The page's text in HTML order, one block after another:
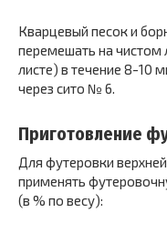
Кварцевый песок и
перемешать на чистом
листе) в течение 8-10
через сито № 6.
Приготовление
Для футеровки верхней
применять
(в % по весу):